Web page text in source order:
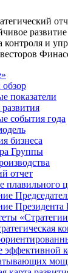
развитие
контроля и
показатели
события года
бизнеса
Группы
отчет
плавильного
Президента
эффективной